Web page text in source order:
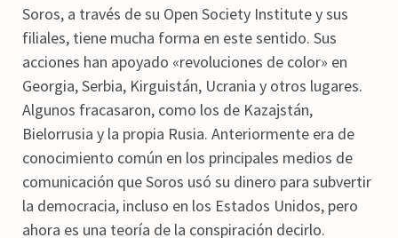
Soros, a través de su Open Society Institute y sus
filiales, tiene mucha forma en este sentido. Sus
acciones han apoyado «revoluciones de color» en
Georgia, Serbia, Kirguistán, Ucrania y otros lugares.
Algunos fracasaron, como los de Kazajstán,
Bielorrusia y la propia Rusia. Anteriormente era de
conocimiento común en los principales medios de
comunicación que Soros usó su dinero para subvertir
la democracia, incluso en los Estados Unidos, pero
ahora es una teoría de la conspiración decirlo.